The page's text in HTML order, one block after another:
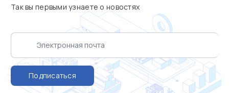
Так вы первыми узнаете о новостях
Подписаться